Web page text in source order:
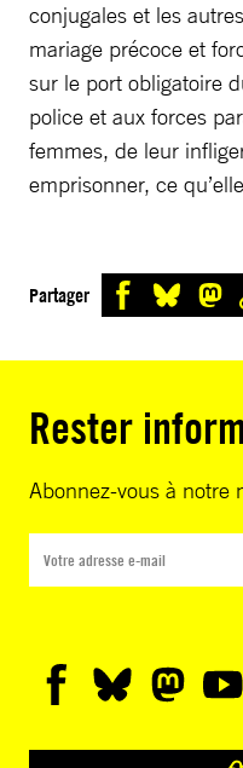
conjugales et les
mariage précoce et
sur le port obligatoire
police et aux forces
femmes, de leur
emprisonner, ce
Partager
Rester
Abonnez-vous à notre